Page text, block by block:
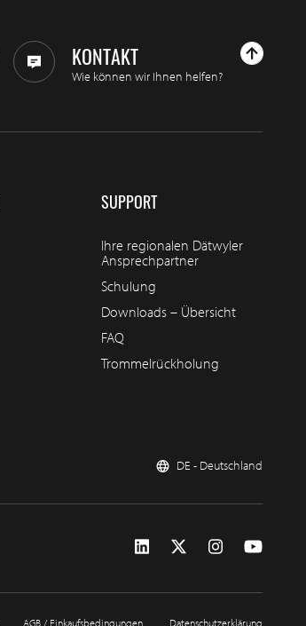
KONTAKT
Wie können wir Ihnen helfen?
SUPPORT
Ihre regionalen Dätwyler
Ansprechpartner
Schulung
Downloads – Übersicht
FAQ
Trommelrückholung
DE - Deutschland
AGB / Einkaufsbedingungen Datenschutzerklärung